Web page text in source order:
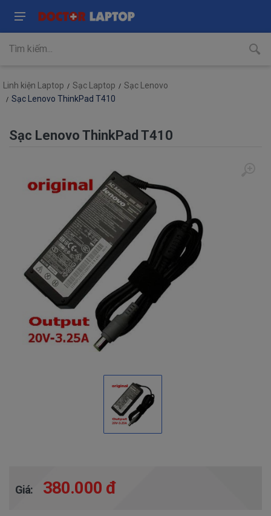
Linh kiện Laptop Sạc Laptop
Sạc Lenovo
Sạc Lenovo ThinkPad T410
Sạc Lenovo ThinkPad T410
Giá: 380.000 đ